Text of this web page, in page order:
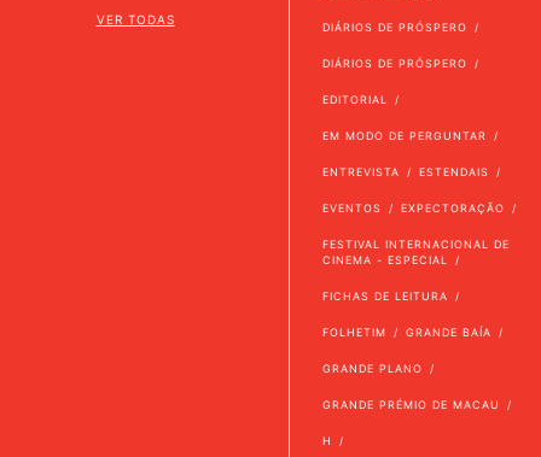
VER TODAS
DIÁRIOS DE PRÓSPERO
DIÁRIOS DE PRÓSPERO
EDITORIAL
EM MODO DE PERGUNTAR
ENTREVISTA ESTENDAIS
EVENTOS EXPECTORAÇÃO
FESTIVAL INTERNACIONAL DE
CINEMA - ESPECIAL
FICHAS DE LEITURA
FOLHETIM GRANDE BAÍA
GRANDE PLANO
GRANDE PRÉMIO DE MACAU
H